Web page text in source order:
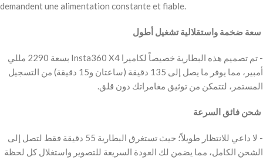
demandent une alimentation constante et fiable.
‫ سعة ضخمة واستقلالية تشغيل أطول
‫- تم تصميم هذه البطارية خصيصاً لكاميرا Insta360 X4 بسعة 2290 مللي
أمبير، مما يوفر ما يصل إلى 135 دقيقة (ساعتان و15 دقيقة) من التسجيل
المستمر، لتتمكن من توثيق مغامراتك دون قلق.
‫ شحن فائق السرعة
‫- لا داعي للانتظار طويلاً؛ حيث تستغرق البطارية 55 دقيقة فقط لتصل إلى
الشحن الكامل، مما يضمن لك العودة السريعة للتصوير واستغلال كل لحظة